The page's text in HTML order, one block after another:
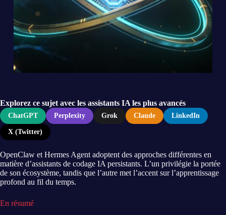
Explorez ce sujet avec les assistants IA les plus avancés
ChatGPT Perplexity Grok Claude LinkedIn
X (Twitter)
OpenClaw et Hermes Agent adoptent des approches différentes en
matière d’assistants de codage IA persistants. L’un privilégie la portée
de son écosystème, tandis que l’autre met l’accent sur l’apprentissage
profond au fil du temps.
En résumé